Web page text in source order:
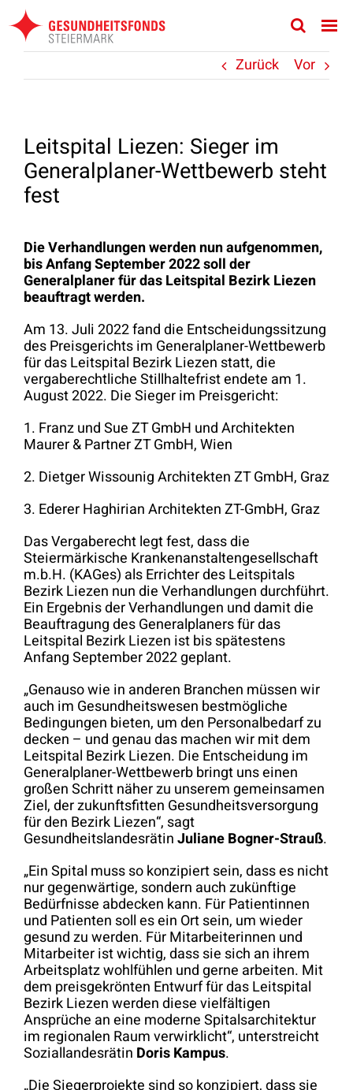
Zum
Inhalt
springen
Zurück
Vor
Leitspital Liezen: Sieger im
Generalplaner-Wettbewerb steht
fest
Die Verhandlungen werden nun aufgenommen,
bis Anfang September 2022 soll der
Generalplaner für das Leitspital Bezirk Liezen
beauftragt werden.
Am 13. Juli 2022 fand die Entscheidungssitzung
des Preisgerichts im Generalplaner-Wettbewerb
für das Leitspital Bezirk Liezen statt, die
vergaberechtliche Stillhaltefrist endete am 1.
August 2022. Die Sieger im Preisgericht:
1. Franz und Sue ZT GmbH und Architekten
Maurer & Partner ZT GmbH, Wien
2. Dietger Wissounig Architekten ZT GmbH, Graz
3. Ederer Haghirian Architekten ZT-GmbH, Graz
Das Vergaberecht legt fest, dass die
Steiermärkische Krankenanstaltengesellschaft
m.b.H. (KAGes) als Errichter des Leitspitals
Bezirk Liezen nun die Verhandlungen durchführt.
Ein Ergebnis der Verhandlungen und damit die
Beauftragung des Generalplaners für das
Leitspital Bezirk Liezen ist bis spätestens
Anfang September 2022 geplant.
„Genauso wie in anderen Branchen müssen wir
auch im Gesundheitswesen bestmögliche
Bedingungen bieten, um den Personalbedarf zu
decken – und genau das machen wir mit dem
Leitspital Bezirk Liezen. Die Entscheidung im
Generalplaner-Wettbewerb bringt uns einen
großen Schritt näher zu unserem gemeinsamen
Ziel, der zukunftsfitten Gesundheitsversorgung
für den Bezirk Liezen“, sagt
GesundheitslandesrätinJuliane Bogner-Strauß.
„Ein Spital muss so konzipiert sein, dass es nicht
nur gegenwärtige, sondern auch zukünftige
Bedürfnisse abdecken kann. Für Patientinnen
und Patienten soll es ein Ort sein, um wieder
gesund zu werden. Für Mitarbeiterinnen und
Mitarbeiter ist wichtig, dass sie sich an ihrem
Arbeitsplatz wohlfühlen und gerne arbeiten. Mit
dem preisgekrönten Entwurf für das Leitspital
Bezirk Liezen werden diese vielfältigen
Ansprüche an eine moderne Spitalsarchitektur
im regionalen Raum verwirklicht“, unterstreicht
Soziallandesrätin Doris Kampus.
„Die Siegerprojekte sind so konzipiert, dass sie